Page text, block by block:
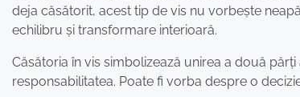
deja căsătorit, acest tip de vis nu vorbește
echilibru și transformare interioară.
Căsătoria în vis simbolizează unirea a două
responsabilitatea. Poate fi vorba despre o